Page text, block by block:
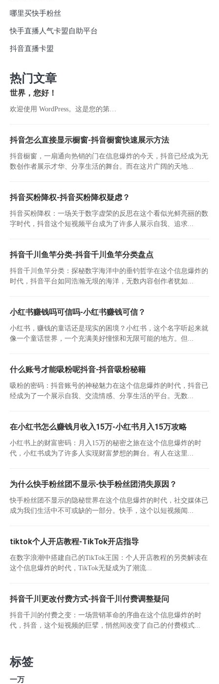
哪里买快手粉丝
快手直播人气卡盟自助平台
抖音直播卡盟
热门文章
世界，您好！
欢迎使用 WordPress。这是您的第…
抖音怎么直接显示橱窗-抖音橱窗快速展示方法
抖音橱窗，一扇通向热销的门在信息爆炸的今天，抖音已经成为无
数创作者展示才华、分享生活的舞台。而在这片广阔的天地...
抖音买粉降权-抖音买粉降权疑虑？
抖音买粉降权：一场关于数字虚荣的反思在这个看似光鲜亮丽的数
字时代，抖音这个短视频平台成为了许多人展示自我、追求...
抖音千川鱼竿分类-抖音千川鱼竿分类盘点
抖音千川鱼竿分类：探秘数字海洋中的垂钓哲学在这个信息爆炸的
时代，抖音平台如同浩瀚无垠的海洋，无数内容创作者犹如...
小红书赚钱吗可信吗-小红书赚钱可信？
小红书，赚钱的童话还是现实的困境？小红书，这个名字听起来就
像一个童话世界，一个充满美好憧憬和无限可能的地方。但...
什么账号才能吸粉呢抖音-抖音吸粉秘籍
吸粉的密码：抖音账号的神秘魅力在这个信息爆炸的时代，抖音已
经成为了一个展示自我、交流情感、分享生活的平台。无数...
在小红书怎么赚钱月收入15万-小红书月入15万攻略
小红书上的财富密码：月入15万的秘密之旅在这个信息爆炸的时
代，小红书成为了许多人实现财富梦想的舞台。有人在这里...
为什么快手粉丝团不显示-快手粉丝团消失原因？
快手粉丝团不显示的隐秘世界在这个信息爆炸的时代，社交媒体已
成为我们生活中不可或缺的一部分。快手，这个以短视频闻...
tiktok个人开店教程-TikTok开店指导
在数字浪潮中搭建自己的TikTok王国：个人开店教程的另类解读在
这个信息爆炸的时代，TikTok无疑成为了潮流...
抖音千川更改付费方式-抖音千川付费调整疑问
抖音千川的付费之变：一场营销革命的序曲在这个信息爆炸的时
代，抖音，这个短视频的巨擘，悄然间改变了自己的付费模式...
标签
一万